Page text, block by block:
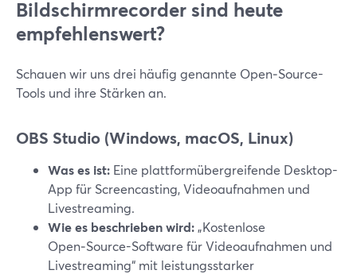
Bildschirmrecorder sind heute
empfehlenswert?
Schauen wir uns drei häufig genannte Open‑Source-
Tools und ihre Stärken an.
OBS Studio (Windows, macOS, Linux)
Was es ist: Eine plattformübergreifende Desktop-
App für Screencasting, Videoaufnahmen und
Livestreaming.
Wie es beschrieben wird:„Kostenlose
Open‑Source-Software für Videoaufnahmen und
Livestreaming“ mit leistungsstarker